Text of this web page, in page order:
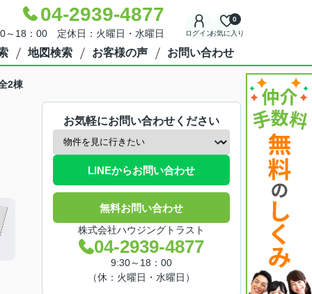
04-2939-4877
～18：00 定休日：火曜日・水曜日 ログインお気に入り
0
地図検索 お客様の声 お問い合わせ
2棟
お気軽にお問い合わせください
LINEからお問い合わせ
無料お問い合わせ
株式会社ハウジングトラスト
04-2939-4877
9:30～18：00
（休：火曜日・水曜日）